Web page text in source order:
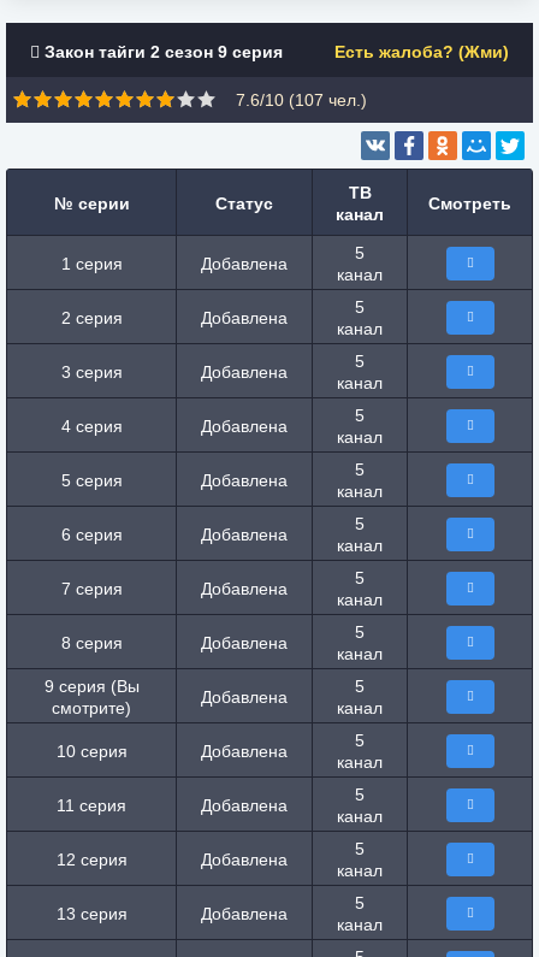
Закон тайги 2 сезон 9 серия Есть жалоба? (Жми)
7.6/10 (107 чел.)
№ серии Статус
ТВ
канал
Смотреть
1 серия Добавлена
5
канал
2 серия Добавлена
5
канал
3 серия Добавлена
5
канал
4 серия Добавлена
5
канал
5 серия Добавлена
5
канал
6 серия Добавлена
5
канал
7 серия Добавлена
5
канал
8 серия Добавлена
5
канал
9 серия (Вы
смотрите)
Добавлена
5
канал
10 серия Добавлена
5
канал
11 серия Добавлена
5
канал
12 серия Добавлена
5
канал
13 серия Добавлена
5
канал